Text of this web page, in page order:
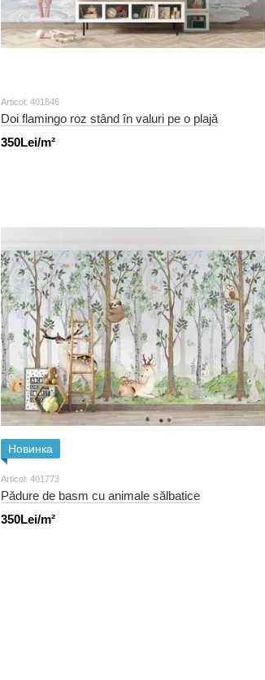
Articol: 401846
Doi flamingo roz stând în valuri pe o plajă
350Lei/m²
Новинка
Articol: 401773
Pădure de basm cu animale sălbatice
350Lei/m²